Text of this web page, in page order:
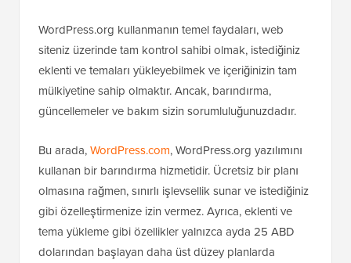
WordPress.org kullanmanın temel faydaları, web
siteniz üzerinde tam kontrol sahibi olmak, istediğiniz
eklenti ve temaları yükleyebilmek ve içeriğinizin tam
mülkiyetine sahip olmaktır. Ancak, barındırma,
güncellemeler ve bakım sizin sorumluluğunuzdadır.
Bu arada,WordPress.com, WordPress.org yazılımını
kullanan bir barındırma hizmetidir. Ücretsiz bir planı
olmasına rağmen, sınırlı işlevsellik sunar ve istediğiniz
gibi özelleştirmenize izin vermez. Ayrıca, eklenti ve
tema yükleme gibi özellikler yalnızca ayda 25 ABD
dolarından başlayan daha üst düzey planlarda